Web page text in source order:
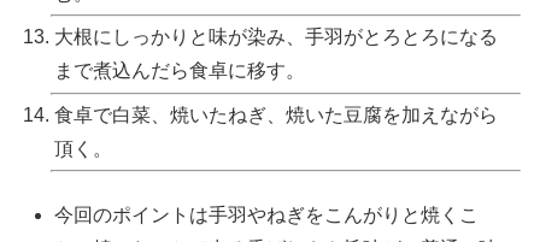
大根にしっかりと味が染み、手羽がとろとろになる
まで煮込んだら食卓に移す。
食卓で白菜、焼いたねぎ、焼いた豆腐を加えながら
頂く。
今回のポイントは手羽やねぎをこんがりと焼くこ